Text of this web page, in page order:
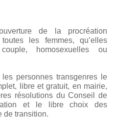
de la procréation
les femmes, qu’elles
homosexuelles ou
personnes transgenres le
libre et gratuit, en mairie,
résolutions du Conseil de
et le libre choix des
de transition.